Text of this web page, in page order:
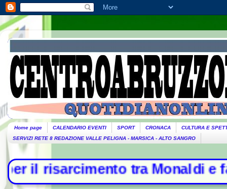
Home page CALENDARIO EVENTI SPORT CRONACA
CULTURA E
SERVIZI RETE 8 REDAZIONE VALLE PELIGNA - MARSICA - ALTO SANGRO
tra Monaldi e